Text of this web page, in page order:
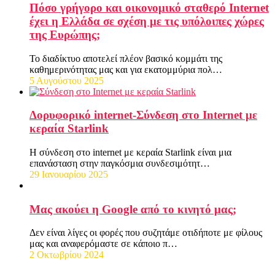
Πόσο γρήγορο και οικονομικό σταθερό Internet
έχει η Ελλάδα σε σχέση με τις υπόλοιπες χώρες
της Ευρώπης;
Το διαδίκτυο αποτελεί πλέον βασικό κομμάτι της
καθημερινότητας μας και για εκατομμύρια πολ…
5 Αυγούστου 2025
Δορυφορικό internet-Σύνδεση στο Internet με
κεραία Starlink
Η σύνδεση στο internet με κεραία Starlink είναι μια
επανάσταση στην παγκόσμια συνδεσιμότητ…
29 Ιανουαρίου 2025
Μας ακούει η Google από το κινητό μας;
Δεν είναι λίγες οι φορές που συζητάμε οτιδήποτε με φίλους
μας και αναφερόμαστε σε κάποιο π…
2 Οκτωβρίου 2024